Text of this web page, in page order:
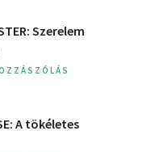
Szerelem
A ​tökéletes